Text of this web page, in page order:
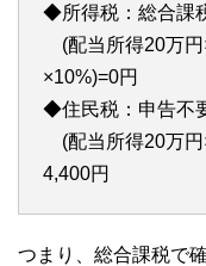
◆所得税：総合課
(配当所得20万円
×10%)=0円
◆住民税：申告不
(配当所得20万円
4,400円
つまり、総合課税で